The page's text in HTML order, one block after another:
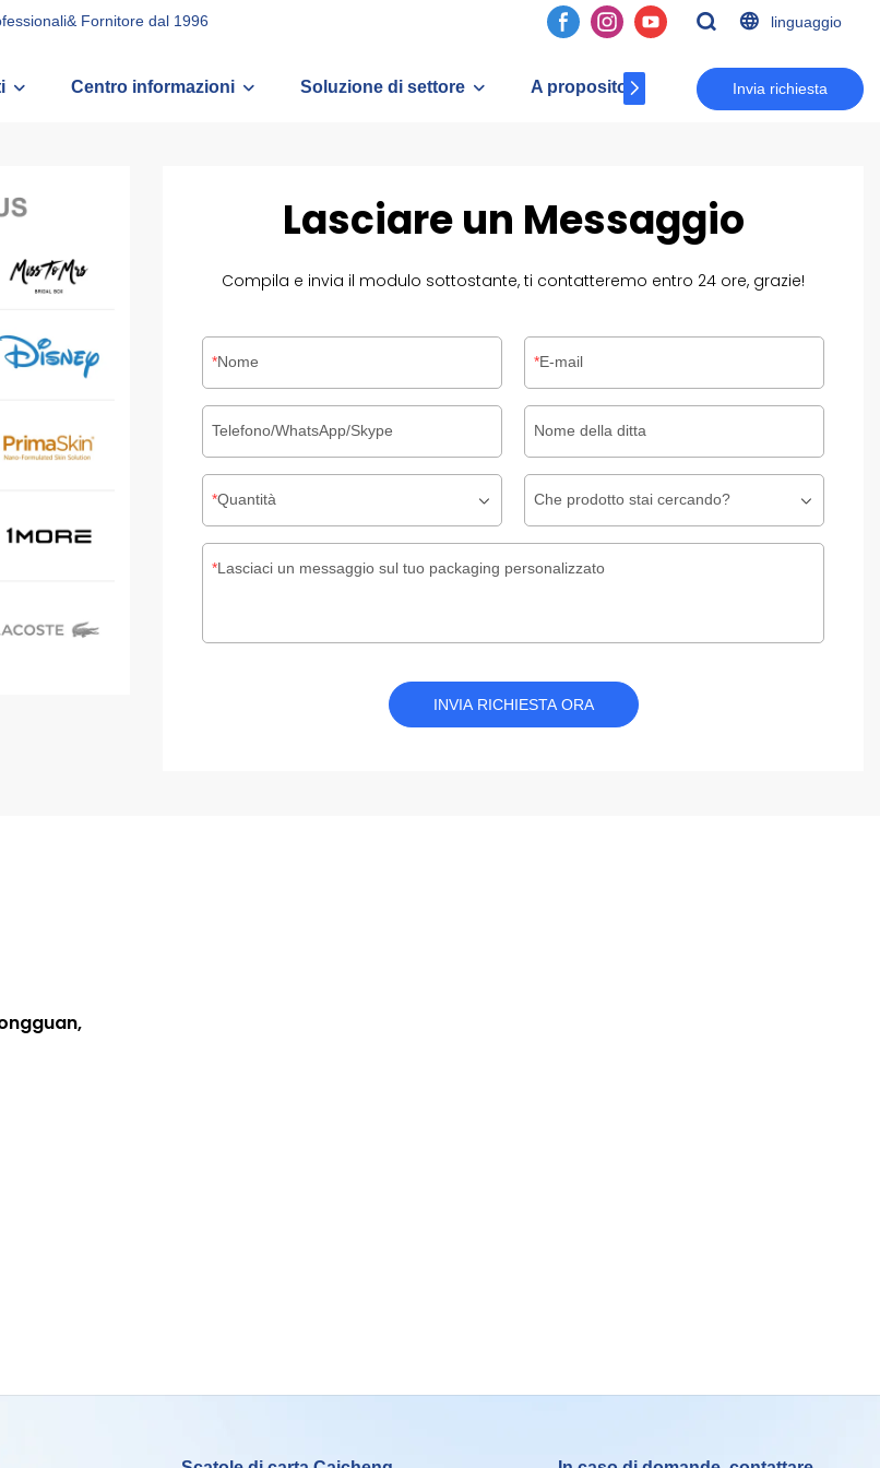
Fornitore dal 1996 linguaggio
Centro informazioni Soluzione di settore A proposito di Cc Contatto
Invia richiesta
Lasciare un Messaggio
Compila e invia il modulo sottostante, ti contatteremo entro 24 ore, grazie!
Nome E-mail
Telefono/WhatsApp/Skype Nome della ditta
Quantità Che prodotto stai cercando?
Lasciaci un messaggio sul tuo packaging personalizzato
INVIA RICHIESTA ORA